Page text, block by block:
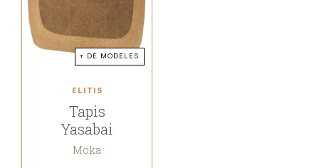
+ DE MODÈLES
ELITIS
Tapis
Yasabai
Moka